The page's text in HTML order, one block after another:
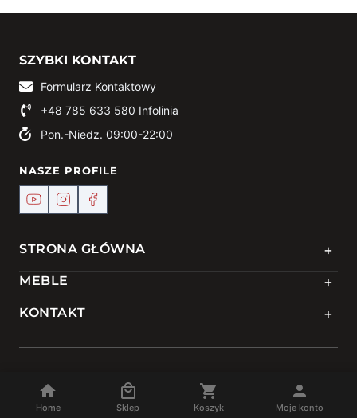
SZYBKI KONTAKT
Formularz Kontaktowy
+48 785 633 580 Infolinia
Pon.-Niedz. 09:00-22:00
NASZE PROFILE
STRONA GŁÓWNA +
MEBLE +
KONTAKT +
© 2024 Meble DEKO | Powered by
Home Sklep Koszyk Moje konto